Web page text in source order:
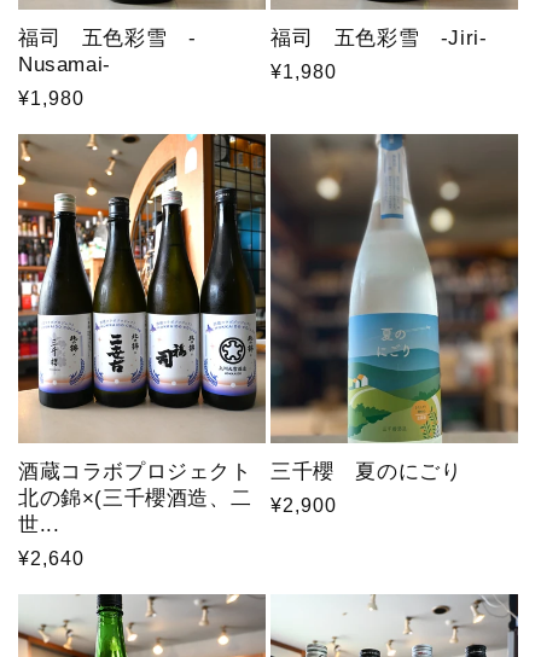
福司 五色彩雪 -
Nusamai-
通
価
格
¥1,980
福司 五色彩雪 -Jiri-
通
価
¥1,980
酒蔵コラボプロジェクト
北の錦×(三千櫻酒造、二
世...
通
格
¥2,640
三千櫻 夏のにごり
通
¥2,900